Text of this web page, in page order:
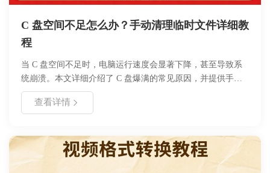
C 盘空间不足怎么办？手动清理临时文件详细教
程
当 C 盘空间不足时，电脑运行速度会显著下降，甚至导致系
统崩溃。本文详细介绍了 C 盘爆满的常见原因，并提供手动
删除临时文件的具体步骤，包括清理 Temp 文件夹、Prefetch
文件以及使用系统自带磁盘清理工具的方法。通过遵循本文的
查看详情